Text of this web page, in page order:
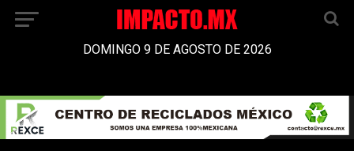
DOMINGO 9 DE AGOSTO DE 2026